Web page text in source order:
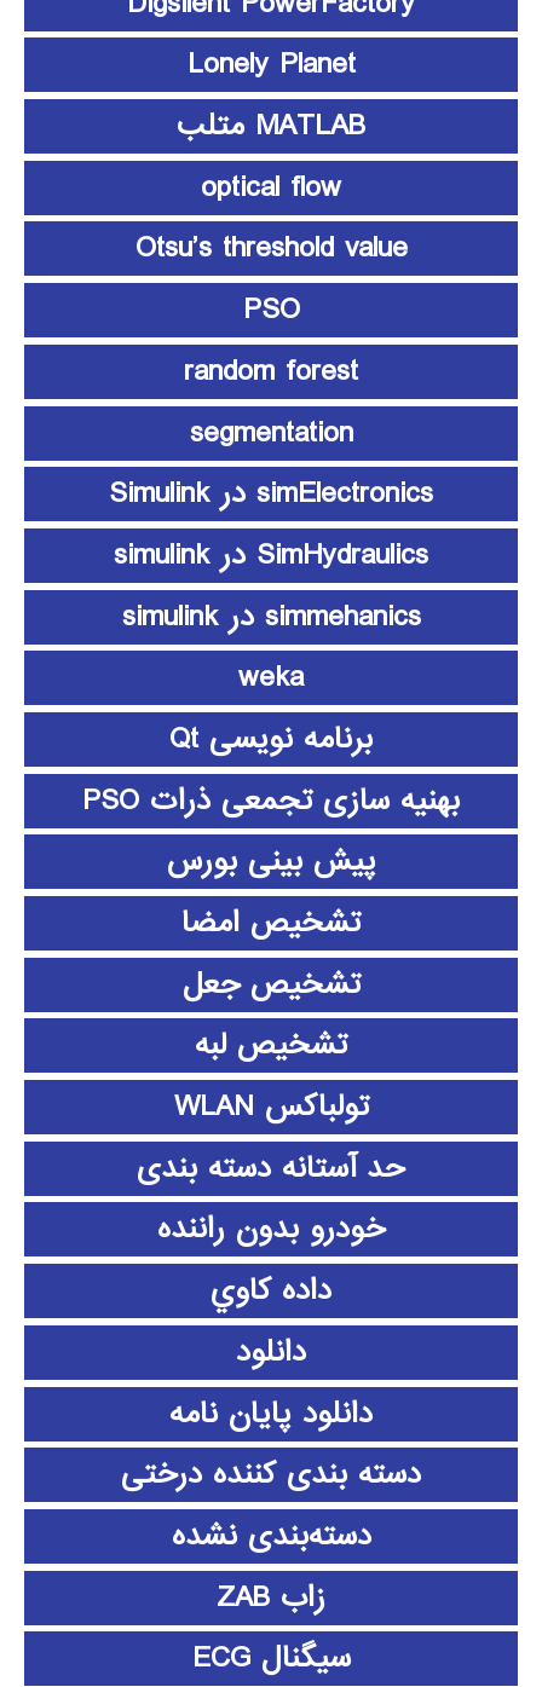
Lonely Planet
MATLAB متلب
optical flow
Otsu’s threshold value
PSO
random forest
segmentation
simElectronics در Simulink
SimHydraulics در simulink
simmehanics در simulink
weka
برنامه نویسی Qt
بهنیه سازی تجمعی ذرات PSO
پیش بینی بورس
تشخیص امضا
تشخیص جعل
تشخیص لبه
تولباکس WLAN
حد آستانه دسته بندی
خودرو بدون راننده
داده كاوي
دانلود
دانلود پايان نامه
دسته بندی کننده درختی
دسته‌بندی نشده
زاب ZAB
سیگنال ECG